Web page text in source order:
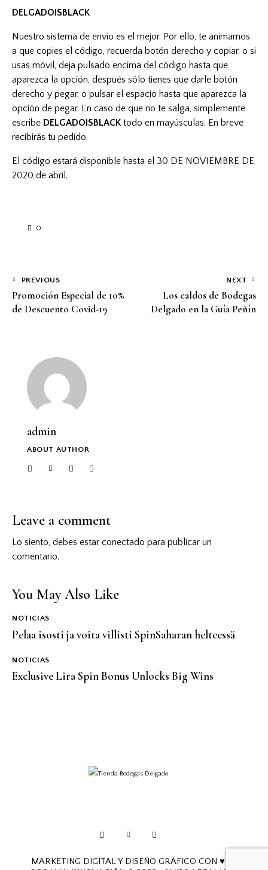
DELGADOISBLACK
Nuestro sistema de envío es el mejor. Por ello, te animamos
a que copies el código, recuerda botón derecho y copiar, o si
usas móvil, deja pulsado encima del código hasta que
aparezca la opción, después sólo tienes que darle botón
derecho y pegar, o pulsar el espacio hasta que aparezca la
opción de pegar. En caso de que no te salga, simplemente
escribe DELGADOISBLACKtodo en mayúsculas. En breve
recibirás tu pedido.
El código estará disponible hasta el 30 DE NOVIEMBRE DE
2020 de abril.
0
Navegación
de
entradas
PREVIOUS
Promoción Especial de 10%
de Descuento Covid-19
NEXT
Los caldos de Bodegas
Delgado en la Guía Peñín
admin
ABOUT AUTHOR
facebook-twitter-dribble-instagram
Leave a comment
Lo siento, debes estar conectado para publicar un
comentario.
You May Also Like
NOTICIAS
Pelaa isosti ja voita villisti SpinSaharan helteessä
NOTICIAS
Exclusive Lira Spin Bonus Unlocks Big Wins
facebook-
1
twitter-
new
instagram
MARKETING DIGITAL Y DISEÑO GRÁFICO CON ♥